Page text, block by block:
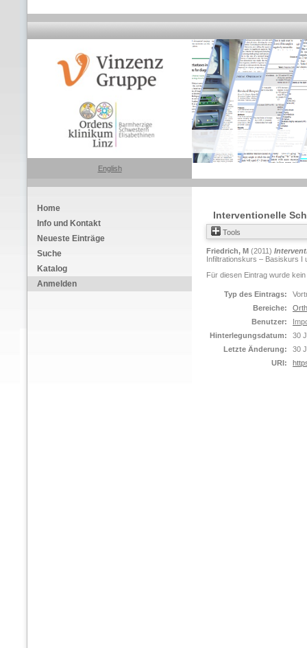
English
Home
Info und Kontakt
Neueste Einträge
Suche
Katalog
Anmelden
Interventionelle
Tools
Friedrich, M (2011)
Infiltrationskurs – Basiskurs I
Für diesen Eintrag wurde
Typ des Eintrags:
Bereiche:
Benutzer:
Hinterlegungsdatum:
30
Letzte Änderung:
30
URI: